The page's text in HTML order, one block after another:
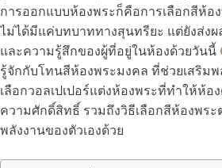
การออกแบบห้องพระก็คือการเลือกสีห้อ
ไม่ได้มีแค่บทบาททางสุนทรียะ แต่ยังส่งผ
และความรู้สึกของผู้ที่อยู่ในห้องด้วยวันนี้
รู้จักกับโทนสีห้องพระมงคล ที่ช่วยเสริม
เลือกวอลเปเปอร์แต่งห้องพระที่ทำให้ห้อ
ความศักดิ์สิทธิ์ รวมถึงวิธีเลือกสีห้องพระ
พลังงานของตัวเองด้วย